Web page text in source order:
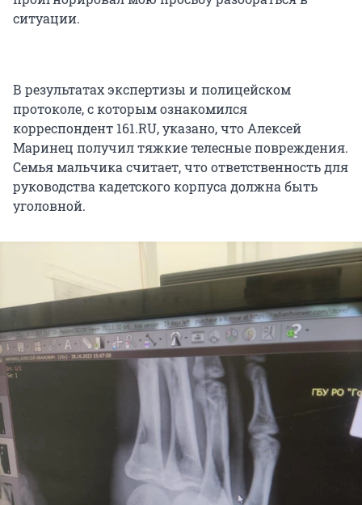
ситуации.
В результатах экспертизы и полицейском
протоколе, с которым ознакомился
корреспондент 161.RU, указано, что Алексей
Маринец получил тяжкие телесные повреждения.
Семья мальчика считает, что ответственность для
руководства кадетского корпуса должна быть
уголовной.